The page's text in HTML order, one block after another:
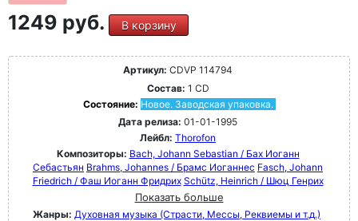
1249 руб. В корзину
Артикул: CDVP 114794
Состав: 1 CD
Состояние: Новое. Заводская упаковка.
Дата релиза: 01-01-1995
Лейбл: Thorofon
Композиторы: Bach, Johann Sebastian / Бах Иоганн
Себастьян Brahms, Johannes / Брамс Иоганнес Fasch, Johann
Friedrich / Фаш Иоганн Фридрих Schütz, Heinrich / Шюц Генрих
Показать больше
Жанры: Духовная музыка (Страсти, Мессы, Реквиемы и т.д.)